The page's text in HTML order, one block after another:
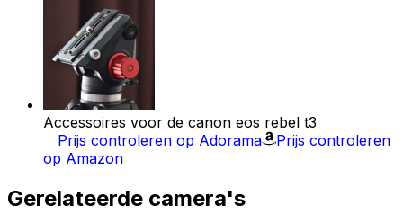
Accessoires voor de canon eos rebel t3
Prijs controleren op Adorama
Prijs controleren
op Amazon
Gerelateerde camera's